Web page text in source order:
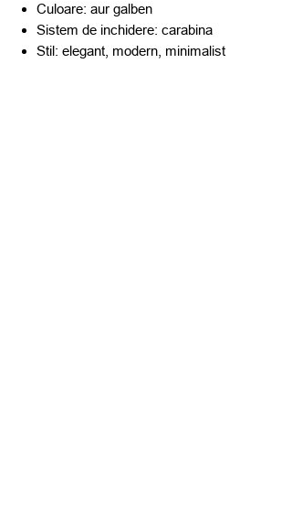
Culoare: aur galben
Sistem de inchidere: carabina
Stil: elegant, modern, minimalist